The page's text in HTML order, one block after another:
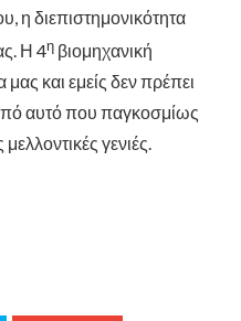
η διεπιστημονικότητα
Η 4η βιομηχανική
και εμείς δεν πρέπει
αυτό που παγκοσμίως
γενιές.